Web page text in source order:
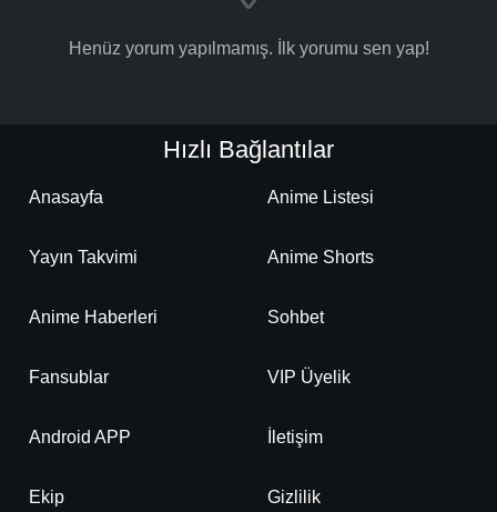
Henüz yorum yapılmamış. İlk yorumu sen yap!
Hızlı Bağlantılar
Anasayfa Anime Listesi
Yayın Takvimi Anime Shorts
Anime Haberleri Sohbet
Fansublar VIP Üyelik
Android APP İletişim
Ekip Gizlilik